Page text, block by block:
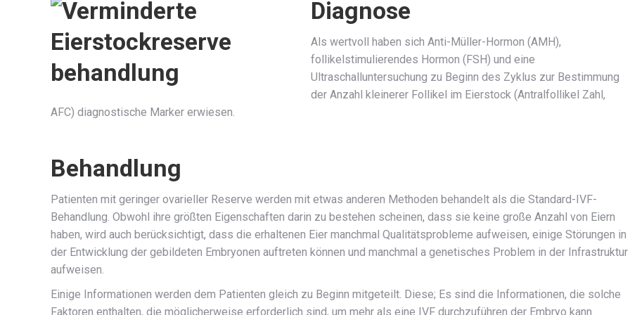
Diagnose
Als wertvoll haben sich Anti-Müller-Hormon (AMH),
follikelstimulierendes Hormon (FSH) und eine
Ultraschalluntersuchung zu Beginn des Zyklus zur Bestimmung
der Anzahl kleinerer Follikel im Eierstock (Antralfollikel Zahl,
AFC) diagnostische Marker erwiesen.
Behandlung
Patienten mit geringer ovarieller Reserve werden mit etwas anderen Methoden behandelt als die Standard-IVF-
Behandlung. Obwohl ihre größten Eigenschaften darin zu bestehen scheinen, dass sie keine große Anzahl von Eiern
haben, wird auch berücksichtigt, dass die erhaltenen Eier manchmal Qualitätsprobleme aufweisen, einige Störungen in
der Entwicklung der gebildeten Embryonen auftreten können und manchmal a genetisches Problem in der Infrastruktur
aufweisen.
Einige Informationen werden dem Patienten gleich zu Beginn mitgeteilt. Diese; Es sind die Informationen, die solche
Faktoren enthalten, die möglicherweise erforderlich sind, um mehr als eine IVF durchzuführen der Embryo kann